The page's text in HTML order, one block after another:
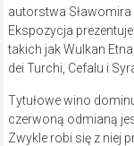
autorstwa
Ekspozycja
takich jak Wulkan
dei Turchi, Cefalu i
Tytułowe wino
czerwoną odmianą
Zwykle robi się z niej